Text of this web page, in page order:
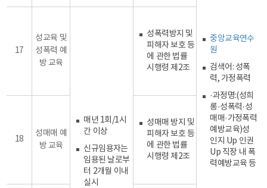
중앙교육연수
원
검색어: 성폭
력, 가정폭력
·과정명:(성희
롱·성폭력·성
매매·가정폭력
예방교육)성
인지 Up 인권
Up 직장 내 폭
력예방교육 등
17
성교육 및
성폭력 예
방 교육
매년 1회/1시
간 이상
신규임용자는
임용된 날로부
터 2개월 이내
실시
성폭력방지 및
피해자 보호 등
에 관한 법률
시행령 제2조
18
성매매 예
방 교육
성매매 방지 및
피해자 보호 등
에 관한 법률
시행령 제2조